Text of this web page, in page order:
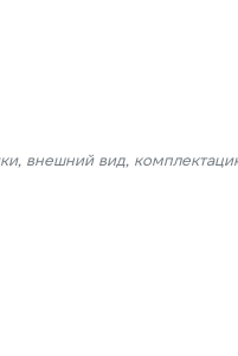
внешний вид,